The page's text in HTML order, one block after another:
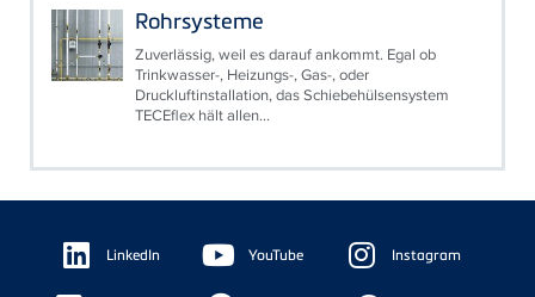
Rohrsysteme
Zuverlässig, weil es darauf ankommt. Egal ob
Trinkwasser-, Heizungs-, Gas-, oder
Druckluftinstallation, das Schiebehülsensystem
TECEflex hält allen...
Floating
Sidebar LinkedIn YouTube Instagram